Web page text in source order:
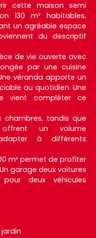
cette maison semi
130 m² habitables,
un agréable espace
du descriptif
de vie ouverte avec
par une cuisine
véranda apporte un
au quotidien. Une
vient compléter ce
chambres, tandis que
un volume
à différents
m² permet de profiter
garage deux voitures
deux véhicules